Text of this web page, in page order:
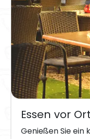
Essen vor Ort
Genießen Sie ein